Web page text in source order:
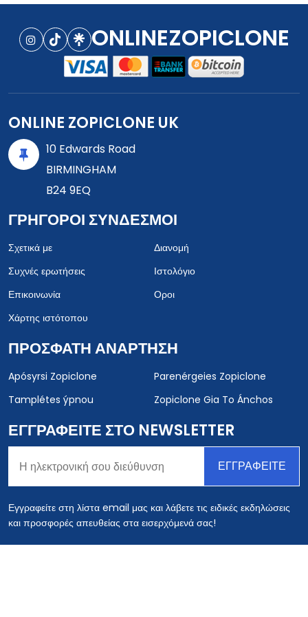
ONLINEZOPICLONE
ONLINE ZOPICLONE UK
10 Edwards Road
BIRMINGHAM
B24 9EQ
ΓΡΉΓΟΡΟΙ ΣΎΝΔΕΣΜΟΙ
Σχετικά με
Διανομή
Συχνές ερωτήσεις
Ιστολόγιο
Επικοινωνία
Οροι
Χάρτης ιστότοπου
ΠΡΌΣΦΑΤΗ ΑΝΆΡΤΗΣΗ
Apósyrsi Zopiclone
Parenérgeies Zopiclone
Tamplétes ýpnou
Zopiclone Gia To Ánchos
ΕΓΓΡΑΦΕΊΤΕ ΣΤΟ NEWSLETTER
ΕΓΓΡΑΦΕΊΤΕ
Εγγραφείτε στη λίστα email μας και λάβετε τις ειδικές εκδηλώσεις
και προσφορές απευθείας στα εισερχόμενά σας!